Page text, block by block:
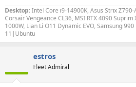
Desktop:Intel Core i9-14900K, Asus Strix
Corsair Vengeance CL36, MSI RTX 4090
1000W, Lian Li O11 Dynamic EVO, Samsung
11|Ubuntu
estros
Fleet Admiral